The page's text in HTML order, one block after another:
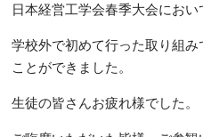
日本経営工学会春季大会におい
学校外で初めて行った取り組
ことができました。
生徒の皆さんお疲れ様でした。